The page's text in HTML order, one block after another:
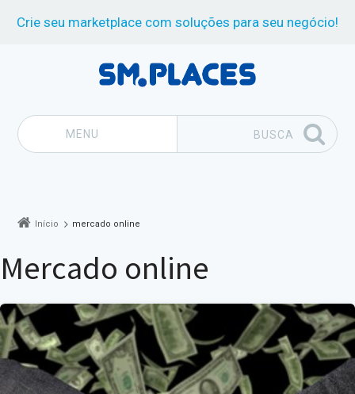
Crie seu marketplace com soluções para seu negócio!
MENU BUSCA
Início mercado online
mercado online